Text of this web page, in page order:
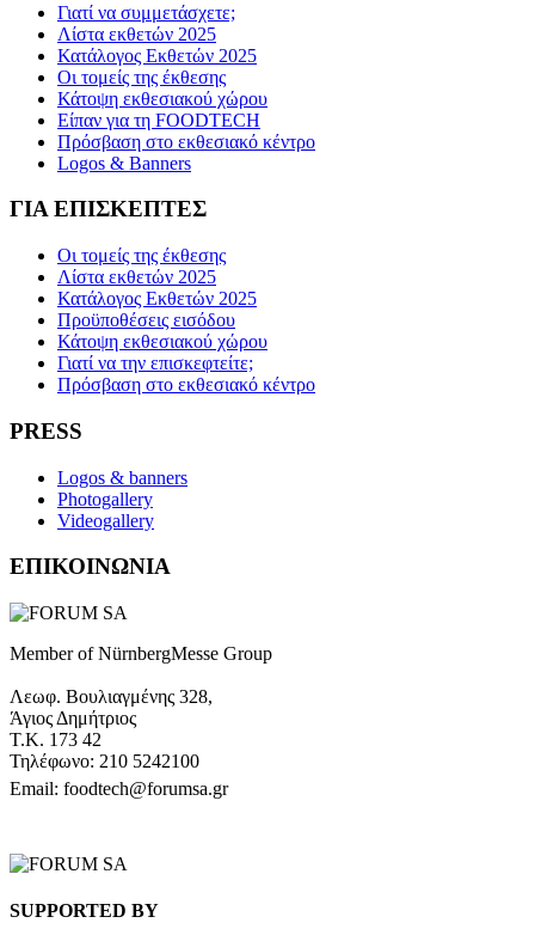
Γιατί να συμμετάσχετε;
Λίστα εκθετών 2025
Κατάλογος Εκθετών 2025
Οι τομείς της έκθεσης
Κάτοψη εκθεσιακού χώρου
Είπαν για τη FOODTECH
Πρόσβαση στο εκθεσιακό κέντρο
Logos & Banners
ΓΙΑ ΕΠΙΣΚΕΠΤΕΣ
Οι τομείς της έκθεσης
Λίστα εκθετών 2025
Κατάλογος Εκθετών 2025
Προϋποθέσεις εισόδου
Κάτοψη εκθεσιακού χώρου
Γιατί να την επισκεφτείτε;
Πρόσβαση στο εκθεσιακό κέντρο
PRESS
Logos & banners
Photogallery
Videogallery
ΕΠΙΚΟΙΝΩΝΙΑ
Member of NürnbergMesse Group
Λεωφ. Βουλιαγμένης 328,
Άγιος Δημήτριος
Τ.Κ. 173 42
Τηλέφωνο: 210 5242100
Email: foodtech@forumsa.gr
SUPPORTED BY